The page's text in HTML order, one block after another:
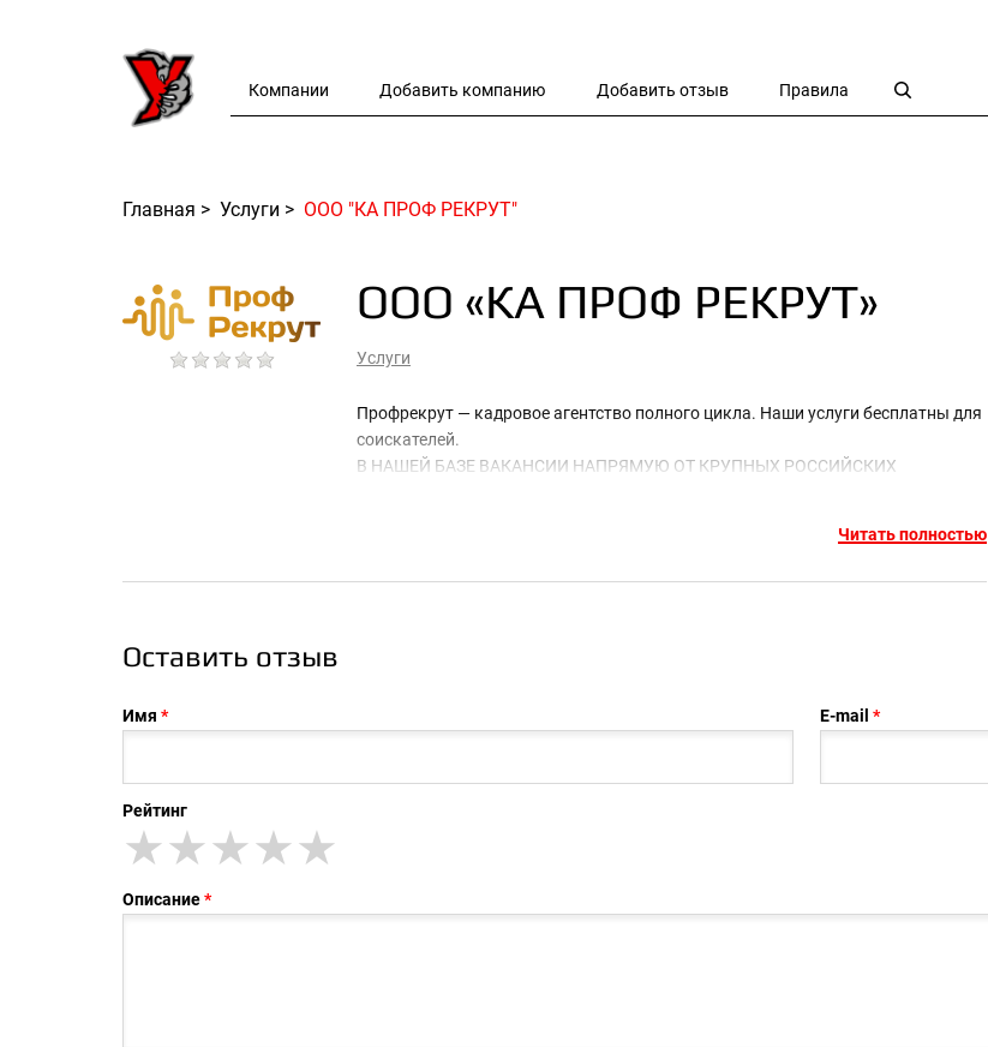
Компании Добавить компанию Добавить отзыв Правила
Главная > Услуги > ООО "КА ПРОФ РЕКРУТ"
ООО «КА ПРОФ РЕКРУТ»
Услуги
Профрекрут — кадровое агентство полного цикла. Наши услуги бесплатны для
соискателей.
В НАШЕЙ БАЗЕ ВАКАНСИИ НАПРЯМУЮ ОТ КРУПНЫХ РОССИЙСКИХ
Читать полностью
Оставить отзыв
Имя E-mail
Рейтинг
★
★★
★★★
★★★★
★★★★★
Описание